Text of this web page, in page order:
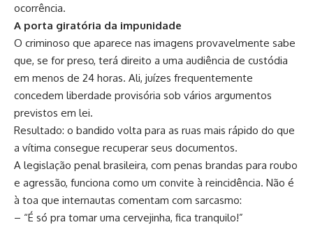
ocorrência.
A porta giratória da impunidade
O criminoso que aparece nas imagens provavelmente sabe
que, se for preso, terá direito a uma audiência de custódia
em menos de 24 horas. Ali, juízes frequentemente
concedem liberdade provisória sob vários argumentos
previstos em lei.
Resultado: o bandido volta para as ruas mais rápido do que
a vítima consegue recuperar seus documentos.
A legislação penal brasileira, com penas brandas para roubo
e agressão, funciona como um convite à reincidência. Não é
à toa que internautas comentam com sarcasmo:
– “É só pra tomar uma cervejinha, fica tranquilo!”